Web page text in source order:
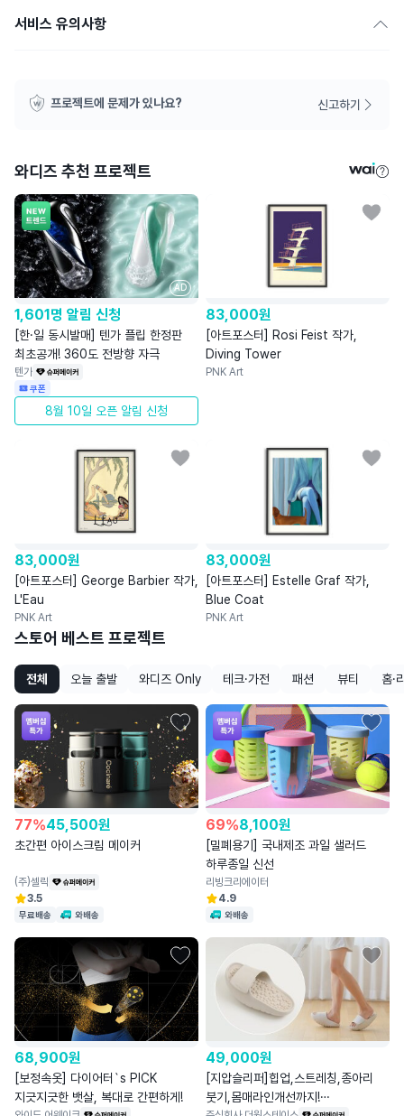
서비스 유의사항
프로젝트에 문제가 있나요? 신고하기
와디즈 추천 프로젝트
AD
1,601명 알림 신청
[한·일 동시발매] 텐가 플립 한정판
최초공개! 360도 전방향 자극
텐가
쿠폰
8월 10일 오픈 알림 신청
83,000원
[아트포스터] Rosi Feist 작가,
Diving Tower
PNK Art
83,000원
[아트포스터] George Barbier 작가,
L'Eau
PNK Art
83,000원
[아트포스터] Estelle Graf 작가,
Blue Coat
PNK Art
스토어 베스트 프로젝트
전체 오늘 출발 와디즈 Only 테크·가전 패션 뷰티 홈·
77%45,500원
초간편 아이스크림 메이커
(주)셀릭
3.5
무료배송 와배송
69%8,100원
[밀폐용기] 국내제조 과일 샐러드
하루종일 신선
리빙크리에이터
4.9
와배송
68,900원
[보정속옷] 다이어터`s PICK
지긋지긋한 뱃살, 복대로 간편하게!
49,000원
[지압슬리퍼]힙업,스트레칭,종아리
붓기,몸매라인개선까지!